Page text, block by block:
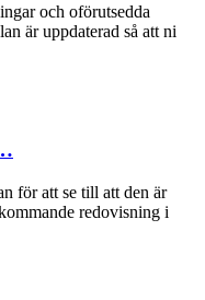
och oförutsedda
är uppdaterad så att ni
för att se till att den är
redovisning i